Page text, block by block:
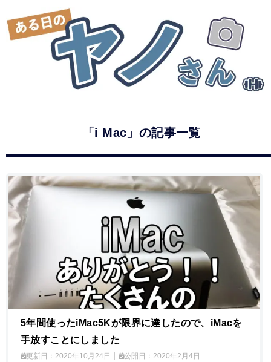
「i Mac」の記事一覧
5年間使ったiMac5Kが限界に達したので、iMacを
手放すことにしました
更新日： 2020年10月24日 公開日： 2020年2月4日